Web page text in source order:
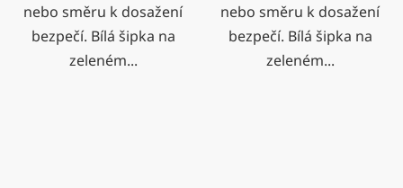
nebo směru k dosažení
bezpečí. Bílá šipka na
zeleném...
nebo směru k dosažení
bezpečí. Bílá šipka na
zeleném...